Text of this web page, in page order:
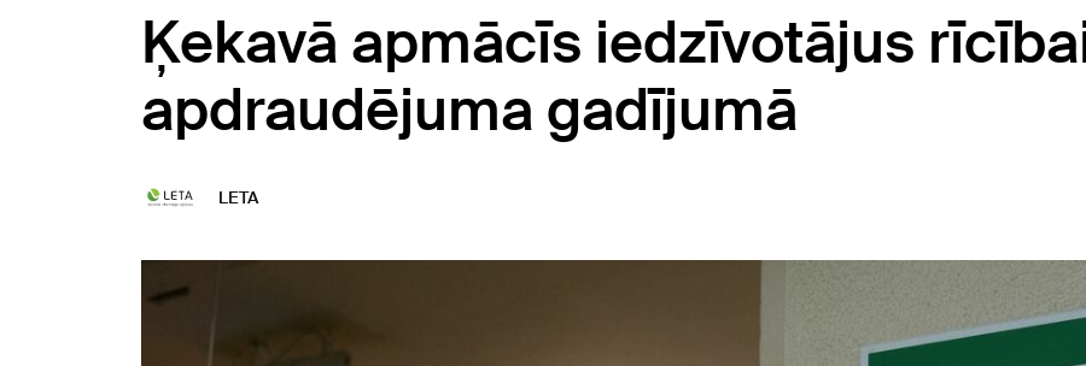
Ķekavā apmācīs iedzīvotājus
apdraudējuma gadījumā
LETA